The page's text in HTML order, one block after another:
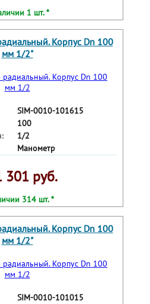
1 шт. *
Корпус Dn 100
мм 1/2"
SIM-0010-101615
100
1/2
Манометр
301 руб.
314 шт. *
Корпус Dn 100
мм 1/2"
SIM-0010-101015